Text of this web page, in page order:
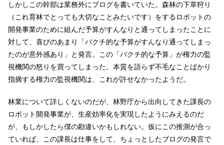
しかしこの幹部は業務外にブログを書いていた。森林の下草狩り
（これ育林でとっても大切なことみたいです）をするロボットの
開発事業のために組んだ予算がすんなりと通ってしまったことに
対して、喜びのあまり「バクチ的な予算がすんなり通ってしまっ
たのが意外感あり」と発言。この「バクチ的な予算」が権力の監
視機関の怒りを買ってしまった。本質を語らず不毛なことばかり
指摘する権力の監視機関は、これが許せなかったようだ。
林業について詳しくないのだが、林野庁から出向してきた課長の
ロボット開発事業が、生産効率化を実現したようにみえるのだ
が、もしかしたら僕の勘違いかもしれない。仮にこの推測が合っ
ていれば、この課長は仕事をして、ちょっとしたブログの発言で